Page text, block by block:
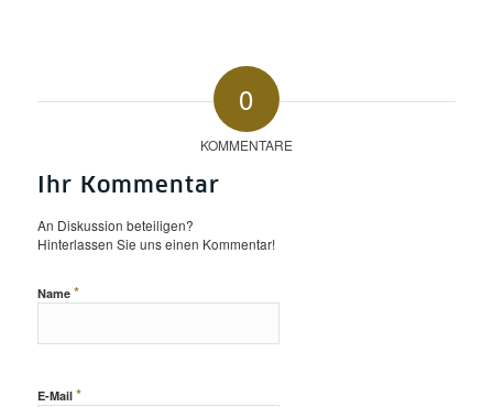
0
KOMMENTARE
Ihr Kommentar
An Diskussion beteiligen?
Hinterlassen Sie uns einen Kommentar!
Name *
E-Mail *